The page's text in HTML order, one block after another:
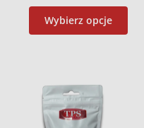
Wybierz opcje